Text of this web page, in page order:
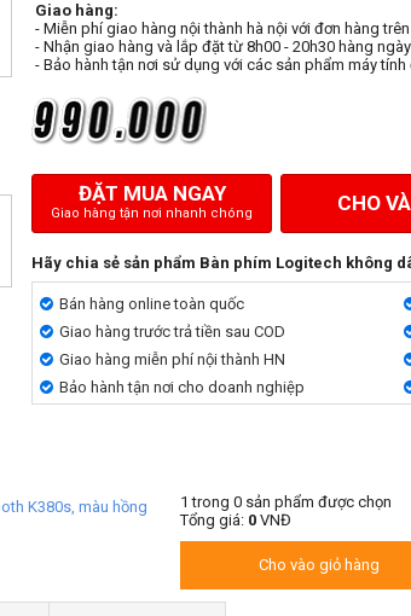
Giao hàng:
- Miễn phí giao hàng nội thành hà nội với đơn hàng
- Nhận giao hàng và lắp đặt từ 8h00 - 20h30 hàng ngày
- Bảo hành tận nơi sử dụng với các sản phẩm máy
ĐẶT MUA NGAY
Giao hàng tận nơi nhanh chóng CHO
Hãy chia sẻ sản phẩm Bàn phím Logitech không
Bán hàng online toàn quốc
Giao hàng trước trả tiền sau COD
Giao hàng miễn phí nội thành HN
Bảo hành tận nơi cho doanh nghiệp
K380s, màu hồng
1 trong 0 sản phẩm được chọn
Tổng giá: 0 VNĐ
Cho vào giỏ hàng